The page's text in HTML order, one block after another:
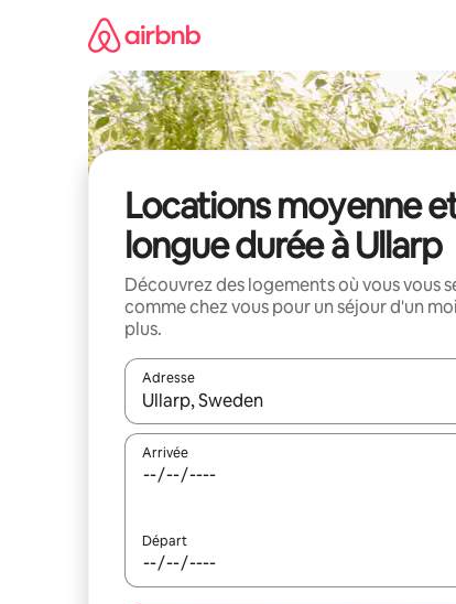
Locations moyenne
longue durée à Ullarp
Découvrez des logements où vous vous
comme chez vous pour un séjour d'un
plus.
Adresse
Lorsque les résultats s'affichent, utilisez les
Arrivée
Départ